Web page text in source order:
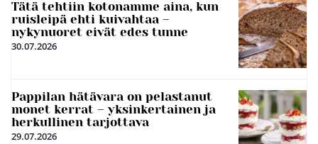
Tätä tehtiin kotonamme aina, kun
ruisleipä ehti kuivahtaa –
nykynuoret eivät edes tunne
30.07.2026
Pappilan hätävara on pelastanut
monet kerrat – yksinkertainen ja
herkullinen tarjottava
29.07.2026